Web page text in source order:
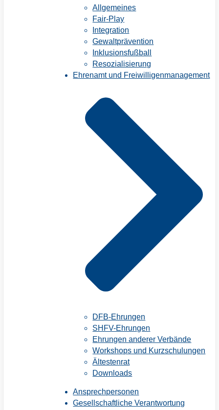
Allgemeines
Fair-Play
Integration
Gewaltprävention
Inklusionsfußball
Resozialisierung
Ehrenamt und Freiwilligenmanagement
DFB-Ehrungen
SHFV-Ehrungen
Ehrungen anderer Verbände
Workshops und Kurzschulungen
Ältestenrat
Downloads
Ansprechpersonen
Gesellschaftliche Verantwortung